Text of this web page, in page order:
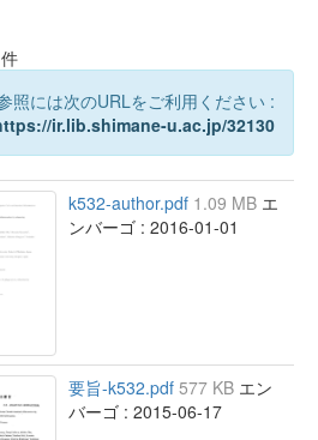
件
照には次のURLをご利用ください :
ir.lib.shimane-u.ac.jp/32130
k532-author.pdf 1.09 MB エ
ンバーゴ : 2016-01-01
要旨-k532.pdf 577 KB エン
バーゴ : 2015-06-17